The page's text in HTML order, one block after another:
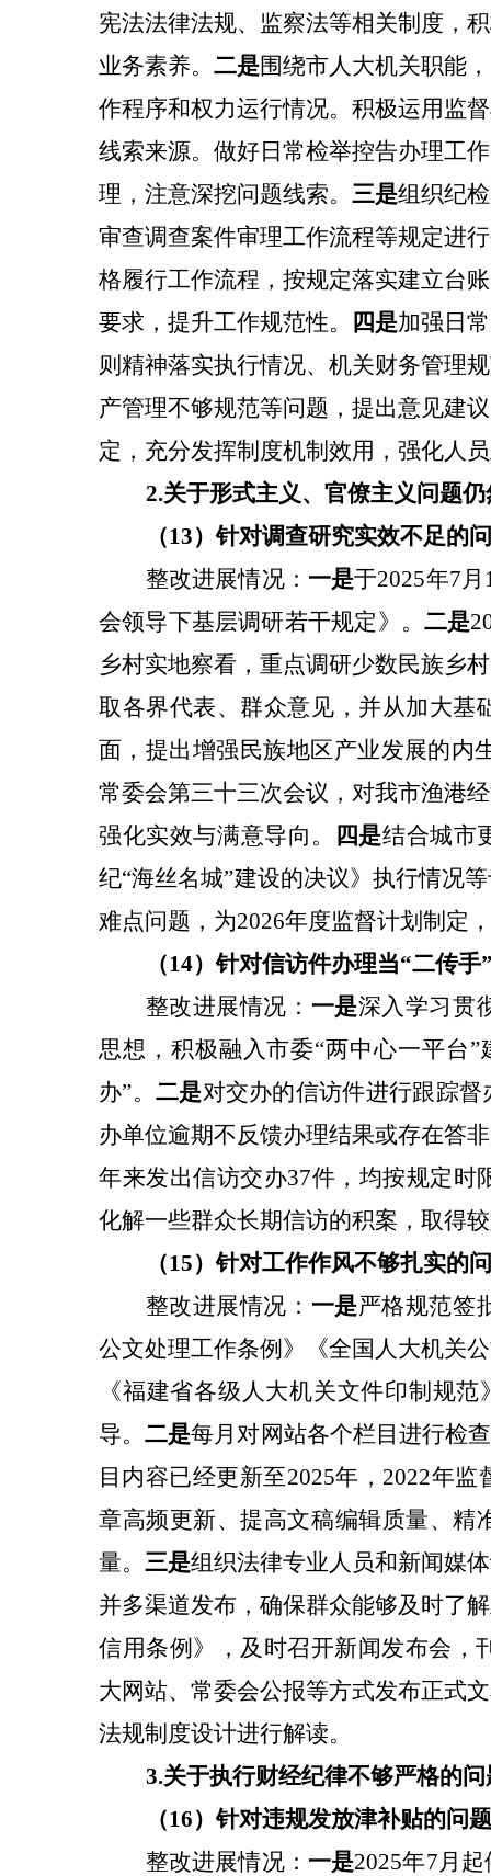
宪法法律法规、监察法等相关制度，
业务素养。 二是围绕市人大机关职能
作程序和权力运行情况。积极运用监
线索来源。做好日常检举控告办理工
理，注意深挖问题线索。 三是组织纪
审查调查案件审理工作流程等规定进
格履行工作流程，按规定落实建立台
要求，提升工作规范性。
四是加强日
则精神落实执行情况、机关财务管理
产管理不够规范等问题，提出意见建
定，充分发挥制度机制效用，强化人
2.关于形式主义、官僚主义问题
（13）针对调查研究实效不足的
整改进展情况： 一是于2025年7
会领导下基层调研若干规定》。 二是
乡村实地察看，重点调研少数民族乡
取各界代表、群众意见，并从加大基
面，提出增强民族地区产业发展的内
常委会第三十三次会议，对我市渔港
强化实效与满意导向。
四是结合城市
纪“海丝名城”建设的决议》执行情况
难点问题，为2026年度监督计划制定
（14）针对信访件办理当“二传手
整改进展情况： 一是深入学习贯
思想，积极融入市委“两中心一平台
办”。 二是对交办的信访件进行跟踪
办单位逾期不反馈办理结果或存在答
年来发出信访交办37件，均按规定时
化解一些群众长期信访的积案，取得
（15）针对工作作风不够扎实的
整改进展情况： 一是严格规范签
公文处理工作条例》《全国人大机关
《福建省各级人大机关文件印制规
导。二是每月对网站各个栏目进行检
目内容已经更新至2025年，2022年
章高频更新、提高文稿编辑质量、精
量。 三是组织法律专业人员和新闻媒
并多渠道发布，确保群众能够及时了
信用条例》，及时召开新闻发布会，
大网站、常委会公报等方式发布正式
法规制度设计进行解读。
3.关于执行财经纪律不够严格的问
（16）针对违规发放津补贴的问题
整改进展情况： 一是2025年7月